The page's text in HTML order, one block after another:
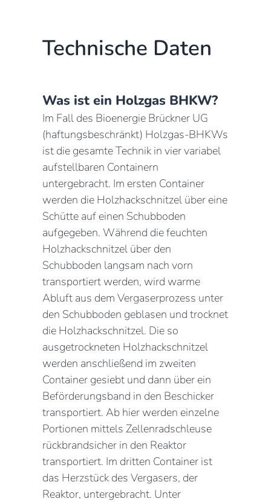
Technische Daten
Was ist ein Holzgas BHKW?
Im Fall des Bioenergie Brückner UG
(haftungsbeschränkt) Holzgas-BHKWs
ist die gesamte Technik in vier variabel
aufstellbaren Containern
untergebracht. Im ersten Container
werden die Holzhackschnitzel über eine
Schütte auf einen Schubboden
aufgegeben. Während die feuchten
Holzhackschnitzel über den
Schubboden langsam nach vorn
transportiert werden, wird warme
Abluft aus dem Vergaserprozess unter
den Schubboden geblasen und trocknet
die Holzhackschnitzel. Die so
ausgetrockneten Holzhackschnitzel
werden anschließend im zweiten
Container gesiebt und dann über ein
Beförderungsband in den Beschicker
transportiert. Ab hier werden einzelne
Portionen mittels Zellenradschleuse
rückbrandsicher in den Reaktor
transportiert. Im dritten Container ist
das Herzstück des Vergasers, der
Reaktor, untergebracht. Unter